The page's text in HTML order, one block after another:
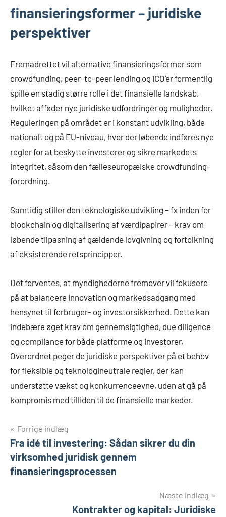
finansieringsformer – juridiske
perspektiver
Fremadrettet vil alternative finansieringsformer som
crowdfunding, peer-to-peer lending og ICO’er formentlig
spille en stadig større rolle i det finansielle landskab,
hvilket afføder nye juridiske udfordringer og muligheder.
Reguleringen på området er i konstant udvikling, både
nationalt og på EU-niveau, hvor der løbende indføres nye
regler for at beskytte investorer og sikre markedets
integritet, såsom den fælleseuropæiske crowdfunding-
forordning.
Samtidig stiller den teknologiske udvikling – fx inden for
blockchain og digitalisering af værdipapirer – krav om
løbende tilpasning af gældende lovgivning og fortolkning
af eksisterende retsprincipper.
Det forventes, at myndighederne fremover vil fokusere
på at balancere innovation og markedsadgang med
hensynet til forbruger- og investorsikkerhed. Dette kan
indebære øget krav om gennemsigtighed, due diligence
og compliance for både platforme og investorer.
Overordnet peger de juridiske perspektiver på et behov
for fleksible og teknologineutrale regler, der kan
understøtte vækst og konkurrenceevne, uden at gå på
kompromis med tilliden til de finansielle markeder.
Indlægsnavigation
Forrige indlæg
Fra idé til investering: Sådan sikrer du din
virksomhed juridisk gennem
finansieringsprocessen
Næste indlæg
Kontrakter og kapital: Juridiske